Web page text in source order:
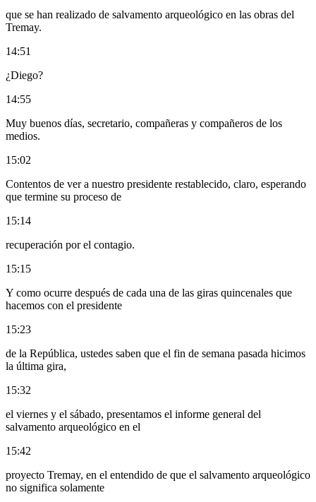
que se han realizado de salvamento arqueológico en las obras del
Tremay.
14:51
¿Diego?
14:55
Muy buenos días, secretario, compañeras y compañeros de los
medios.
15:02
Contentos de ver a nuestro presidente restablecido, claro, esperando
que termine su proceso de
15:14
recuperación por el contagio.
15:15
Y como ocurre después de cada una de las giras quincenales que
hacemos con el presidente
15:23
de la República, ustedes saben que el fin de semana pasada hicimos
la última gira,
15:32
el viernes y el sábado, presentamos el informe general del
salvamento arqueológico en el
15:42
proyecto Tremay, en el entendido de que el salvamento arqueológico
no significa solamente